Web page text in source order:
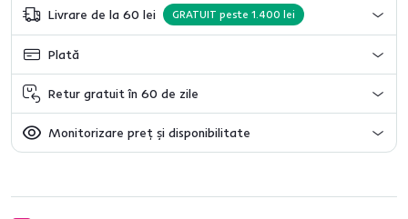
Livrare de la 60 lei GRATUIT peste 1.400 lei
Plată
Retur gratuit în 60 de zile
Monitorizare preț și disponibilitate